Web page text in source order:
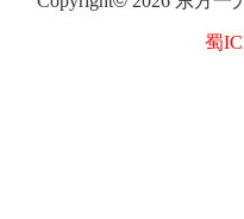
蜀